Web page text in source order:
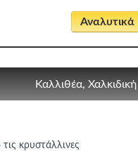
Αναλυτικά
Καλλιθέα, Χαλκιδική
κρυστάλλινες